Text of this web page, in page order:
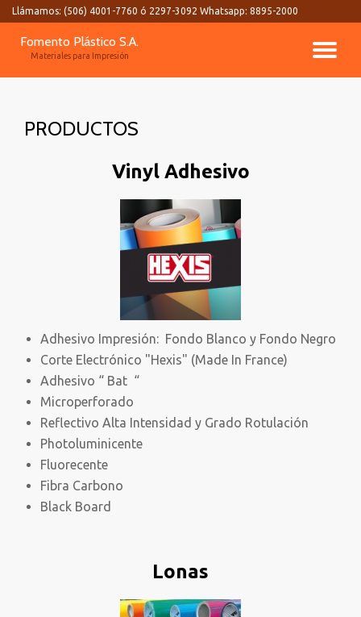
Llámamos: (506) 4001-7760 ó 2297-3092 Whatsapp: 8895-2000
Fomento Plástico S.A.
Materiales para Impresión
PRODUCTOS
Vinyl Adhesivo
Adhesivo Impresión: Fondo Blanco y Fondo Negro
Corte Electrónico "Hexis" (Made In France)
Adhesivo “ Bat “
Microperforado
Reflectivo Alta Intensidad y Grado Rotulación
Photoluminicente
Fluorecente
Fibra Carbono
Black Board
Lonas